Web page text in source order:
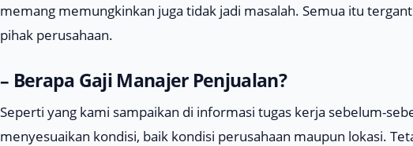
memang memungkinkan juga tidak jadi masalah. Semua itu
pihak perusahaan.
– Berapa Gaji Manajer Penjualan?
Seperti yang kami sampaikan di informasi tugas kerja sebelum-
menyesuaikan kondisi, baik kondisi perusahaan maupun lokasi.